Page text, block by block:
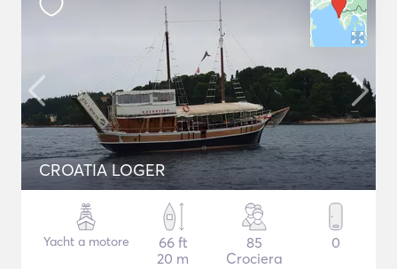
CROATIA LOGER
Yacht a motore
66 ft
20 m
85
Crociera
0